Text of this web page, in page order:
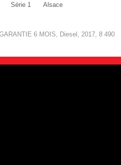
Série 1
Alsace
6 MOIS, Diesel, 2017, 8 490